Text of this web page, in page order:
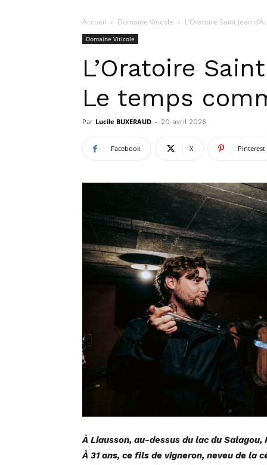
Accueil Domaine Viticole L’Oratoire Saint Jean
Domaine Viticole
L’Oratoire
Le temps
Par Lucile BUXERAUD - 20 avril 2026
Facebook X Pinterest
À Liausson, au-dessus du lac du
À 31 ans, ce fils de vigneron, neveu de la